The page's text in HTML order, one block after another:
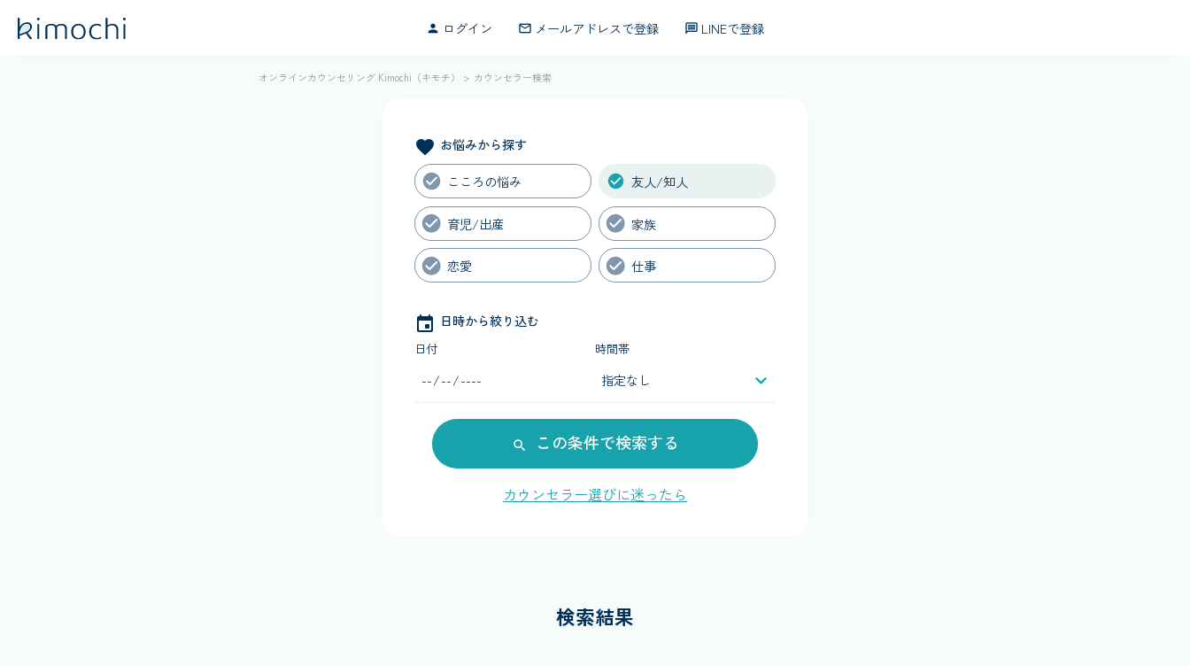
person ログイン mail_outline メールアドレスで登録 message LINEで登録
オンラインカウンセリング Kimochi（キモチ） カウンセラー検索
favorite お悩みから探す
こころの悩み 友人/知人
育児/出産 家族
恋愛 仕事
event 日時から絞り込む
日付 時間帯
この条件で検索する
カウンセラー選びに迷ったら
検索結果